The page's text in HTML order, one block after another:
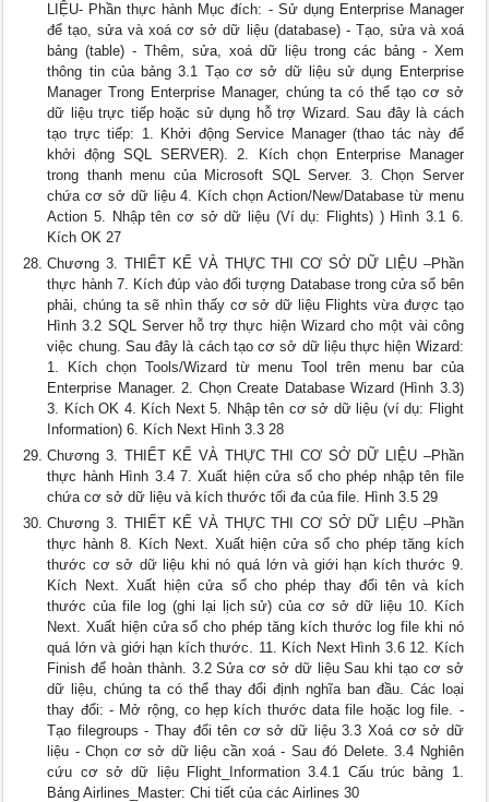
LIỆU- Phần thực hành Mục đích: - Sử dụng Enterprise Manager
để tạo, sửa và xoá cơ sở dữ liệu (database) - Tạo, sửa và xoá
bảng (table) - Thêm, sửa, xoá dữ liệu trong các bảng - Xem
thông tin của bảng 3.1 Tạo cơ sở dữ liệu sử dụng Enterprise
Manager Trong Enterprise Manager, chúng ta có thể tạo cơ sở
dữ liệu trực tiếp hoặc sử dụng hỗ trợ Wizard. Sau đây là cách
tạo trực tiếp: 1. Khởi động Service Manager (thao tác này để
khởi động SQL SERVER). 2. Kích chọn Enterprise Manager
trong thanh menu của Microsoft SQL Server. 3. Chọn Server
chứa cơ sở dữ liệu 4. Kích chọn Action/New/Database từ menu
Action 5. Nhập tên cơ sở dữ liệu (Ví dụ: Flights) ) Hình 3.1 6.
Kích OK 27
Chương 3. THIẾT KẾ VÀ THỰC THI CƠ SỞ DỮ LIỆU –Phần
thực hành 7. Kích đúp vào đối tượng Database trong cửa sổ bên
phải, chúng ta sẽ nhìn thấy cơ sở dữ liệu Flights vừa được tạo
Hình 3.2 SQL Server hỗ trợ thực hiện Wizard cho một vài công
việc chung. Sau đây là cách tạo cơ sở dữ liệu thực hiện Wizard:
1. Kích chọn Tools/Wizard từ menu Tool trên menu bar của
Enterprise Manager. 2. Chọn Create Database Wizard (Hình 3.3)
3. Kích OK 4. Kích Next 5. Nhập tên cơ sở dữ liệu (ví dụ: Flight
Information) 6. Kích Next Hình 3.3 28
Chương 3. THIẾT KẾ VÀ THỰC THI CƠ SỞ DỮ LIỆU –Phần
thực hành Hình 3.4 7. Xuất hiện cửa sổ cho phép nhập tên file
chứa cơ sở dữ liệu và kích thước tối đa của file. Hình 3.5 29
Chương 3. THIẾT KẾ VÀ THỰC THI CƠ SỞ DỮ LIỆU –Phần
thực hành 8. Kích Next. Xuất hiện cửa sổ cho phép tăng kích
thước cơ sở dữ liệu khi nó quá lớn và giới hạn kích thước 9.
Kích Next. Xuất hiện cửa sổ cho phép thay đổi tên và kích
thước của file log (ghi lại lịch sử) của cơ sở dữ liệu 10. Kích
Next. Xuất hiện cửa sổ cho phép tăng kích thước log file khi nó
quá lớn và giới hạn kích thước. 11. Kích Next Hình 3.6 12. Kích
Finish để hoàn thành. 3.2 Sửa cơ sở dữ liệu Sau khi tạo cơ sở
dữ liệu, chúng ta có thể thay đổi định nghĩa ban đầu. Các loại
thay đổi: - Mở rộng, co hẹp kích thước data file hoặc log file. -
Tạo filegroups - Thay đổi tên cơ sở dữ liệu 3.3 Xoá cơ sở dữ
liệu - Chọn cơ sở dữ liệu cần xoá - Sau đó Delete. 3.4 Nghiên
cứu cơ sở dữ liệu Flight_Information 3.4.1 Cấu trúc bảng 1.
Bảng Airlines_Master: Chi tiết của các Airlines 30